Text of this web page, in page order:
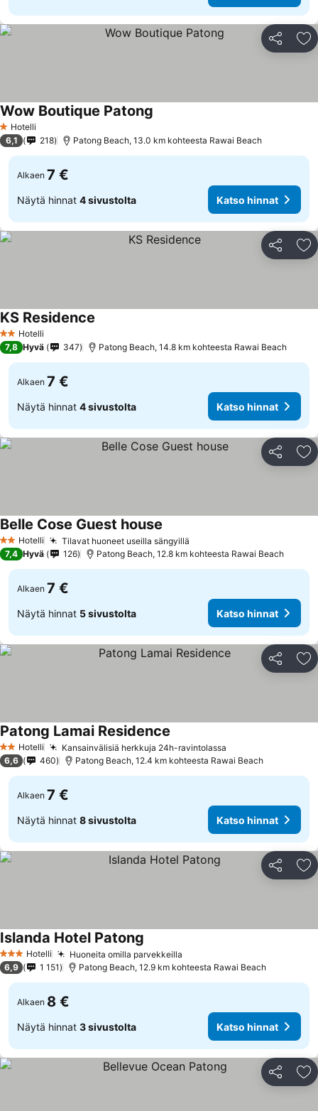
Jaa
1 Tähtiluokitus
Hotelli
Wow Boutique Patong
6,1 218 Patong Beach, 13.0 km kohteesta Rawai Beach
Alkaen 7 €
Näytä hinnat 4 sivustolta Katso hinnat
Jaa
2 Tähtiluokitus
Hotelli
KS Residence
7,8 Hyvä 347 Patong Beach, 14.8 km kohteesta Rawai Beach
Alkaen 7 €
Näytä hinnat 4 sivustolta Katso hinnat
Jaa
2 Tähtiluokitus
Hotelli Tilavat huoneet useilla sängyillä
Belle Cose Guest house
7,4 Hyvä 126 Patong Beach, 12.8 km kohteesta Rawai Beach
Alkaen 7 €
Näytä hinnat 5 sivustolta Katso hinnat
Jaa
2 Tähtiluokitus
Hotelli Kansainvälisiä herkkuja 24h-ravintolassa
Patong Lamai Residence
6,6 460 Patong Beach, 12.4 km kohteesta Rawai Beach
Alkaen 7 €
Näytä hinnat 8 sivustolta Katso hinnat
Jaa
3 Tähtiluokitus
Hotelli Huoneita omilla parvekkeilla
Islanda Hotel Patong
6,9 1 151 Patong Beach, 12.9 km kohteesta Rawai Beach
Alkaen 8 €
Näytä hinnat 3 sivustolta Katso hinnat
Jaa